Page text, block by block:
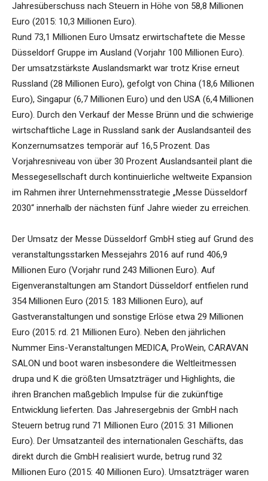
Jahresüberschuss nach Steuern in Höhe von 58,8 Millionen
Euro (2015: 10,3 Millionen Euro).
Rund 73,1 Millionen Euro Umsatz erwirtschaftete die Messe
Düsseldorf Gruppe im Ausland (Vorjahr 100 Millionen Euro).
Der umsatzstärkste Auslandsmarkt war trotz Krise erneut
Russland (28 Millionen Euro), gefolgt von China (18,6 Millionen
Euro), Singapur (6,7 Millionen Euro) und den USA (6,4 Millionen
Euro). Durch den Verkauf der Messe Brünn und die schwierige
wirtschaftliche Lage in Russland sank der Auslandsanteil des
Konzernumsatzes temporär auf 16,5 Prozent. Das
Vorjahresniveau von über 30 Prozent Auslandsanteil plant die
Messegesellschaft durch kontinuierliche weltweite Expansion
im Rahmen ihrer Unternehmensstrategie „Messe Düsseldorf
2030“ innerhalb der nächsten fünf Jahre wieder zu erreichen.
Der Umsatz der Messe Düsseldorf GmbH stieg auf Grund des
veranstaltungsstarken Messejahrs 2016 auf rund 406,9
Millionen Euro (Vorjahr rund 243 Millionen Euro). Auf
Eigenveranstaltungen am Standort Düsseldorf entfielen rund
354 Millionen Euro (2015: 183 Millionen Euro), auf
Gastveranstaltungen und sonstige Erlöse etwa 29 Millionen
Euro (2015: rd. 21 Millionen Euro). Neben den jährlichen
Nummer Eins-Veranstaltungen MEDICA, ProWein, CARAVAN
SALON und boot waren insbesondere die Weltleitmessen
drupa und K die größten Umsatzträger und Highlights, die
ihren Branchen maßgeblich Impulse für die zukünftige
Entwicklung lieferten. Das Jahresergebnis der GmbH nach
Steuern betrug rund 71 Millionen Euro (2015: 31 Millionen
Euro). Der Umsatzanteil des internationalen Geschäfts, das
direkt durch die GmbH realisiert wurde, betrug rund 32
Millionen Euro (2015: 40 Millionen Euro). Umsatzträger waren